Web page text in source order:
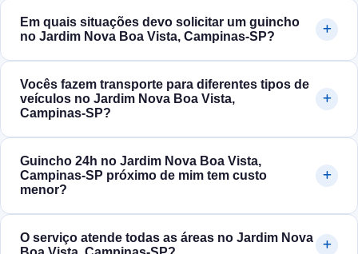
Em quais situações devo solicitar um guincho
no Jardim Nova Boa Vista, Campinas‑SP?
Vocês fazem transporte para diferentes tipos de
veículos no Jardim Nova Boa Vista,
Campinas‑SP?
Guincho 24h no Jardim Nova Boa Vista,
Campinas‑SP próximo de mim tem custo
menor?
O serviço atende todas as áreas no Jardim Nova